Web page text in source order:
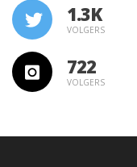
1.3K
VOLGERS
722
VOLGERS